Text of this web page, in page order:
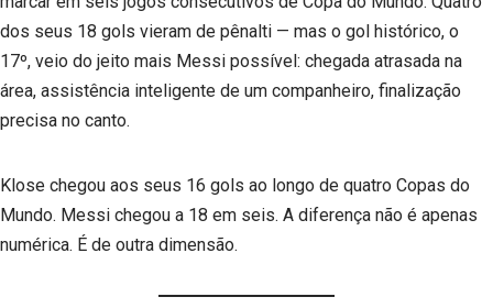
dos seus 18 gols vieram de pênalti — mas o gol histórico, o
17º, veio do jeito mais Messi possível: chegada atrasada na
área, assistência inteligente de um companheiro, finalização
precisa no canto.
Klose chegou aos seus 16 gols ao longo de quatro Copas do
Mundo. Messi chegou a 18 em seis. A diferença não é apenas
numérica. É de outra dimensão.